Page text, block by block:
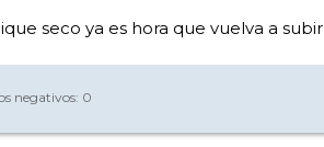
seco ya es hora que vuelva a subir
negativos: 0